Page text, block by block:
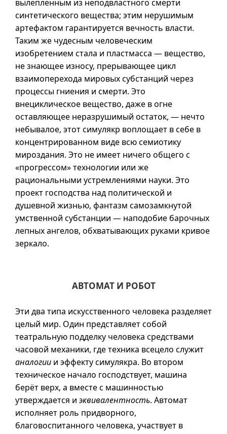
вылепленным из неподвластного смерти
синтетического вещества; этим нерушимым
артефактом гарантируется вечность власти.
Таким же чудесным человеческим
изобретением стала и пластмасса — вещество,
не знающее износу, прерывающее цикл
взаимоперехода мировых субстанций через
процессы гниения и смерти. Это
внециклическое вещество, даже в огне
оставляющее неразрушимый остаток, — нечто
небывалое, этот симулякр воплощает в себе в
концентрированном виде всю семиотику
мироздания. Это не имеет ничего общего с
«прогрессом» технологии или же
рациональными устремлениями науки. Это
проект господства над политической и
душевной жизнью, фантазм самозамкнутой
умственной субстанции — наподобие барочных
лепных ангелов, обхватывающих руками кривое
зеркало.
АВТОМАТ И РОБОТ
Эти два типа искусственного человека разделяет
целый мир. Один представляет собой
театральную подделку человека средствами
часовой механики, где техника всецело служит
аналогии и эффекту симулякра. Во втором
техническое начало господствует, машина
берёт верх, а вместе с машинностью
утверждается и эквивалентность. Автомат
исполняет роль придворного,
благовоспитанного человека, участвует в